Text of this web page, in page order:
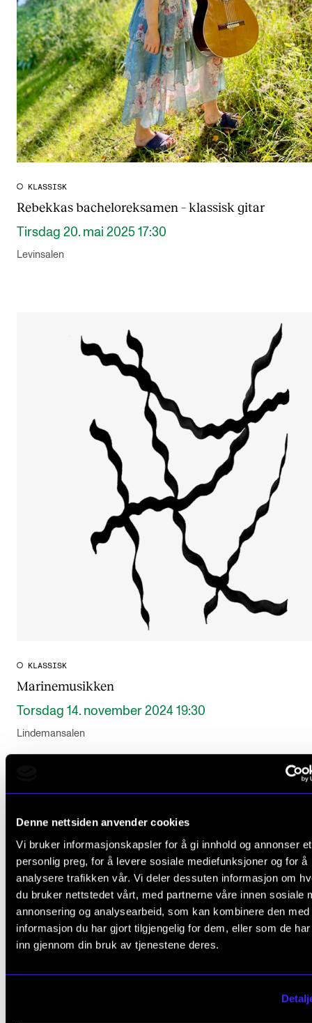
Denne nettsiden anvender cookies
Vi bruker informasjonskapsler for å gi innhold og annonser et
personlig preg, for å levere sosiale mediefunksjoner og for å
analysere trafikken vår. Vi deler dessuten informasjon om
du bruker nettstedet vårt, med partnerne våre innen sosiale
annonsering og analysearbeid, som kan kombinere den med
informasjon du har gjort tilgjengelig for dem, eller som de
inn gjennom din bruk av tjenestene deres.
CREMAH
NordART
Prosjekter
Publikasjoner
INTERNASJONALT
Utveksling
Internasjonal strategi
Samarbeidsprosjekter
Nettverk
IN.TUNE
Arrangementer og konserter
Nyheter og historier
Om Norges musikkhøgskole
For ansatte og studenter
KLASSISK
Rebekkas bacheloreksamen – klassisk gitar
Tirsdag 20. mai 2025 17:30
Levinsalen
KLASSISK
Marinemusikken
Torsdag 14. november 2024 19:30
Lindemansalen